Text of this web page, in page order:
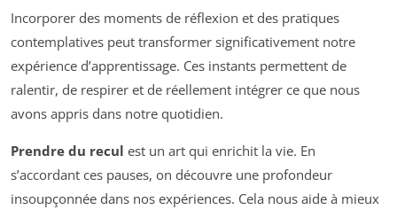
Incorporer des moments de réflexion et des pratiques
contemplatives peut transformer significativement notre
expérience d’apprentissage. Ces instants permettent de
ralentir, de respirer et de réellement intégrer ce que nous
avons appris dans notre quotidien.
Prendre du recul est un art qui enrichit la vie. En
s’accordant ces pauses, on découvre une profondeur
insoupçonnée dans nos expériences. Cela nous aide à mieux